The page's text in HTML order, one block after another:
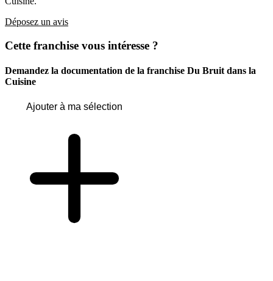
Déposez un avis
Cette franchise vous intéresse ?
Demandez la documentation de la franchise Du Bruit dans la
Cuisine
Ajouter à ma sélection